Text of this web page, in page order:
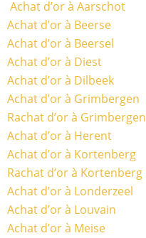
Achat d’or à Aarschot
Achat d’or à Beerse
Achat d’or à Beersel
Achat d’or à Diest
Achat d’or à Dilbeek
Achat d’or à Grimbergen
Rachat d’or à Grimbergen
Achat d’or à Herent
Achat d’or à Kortenberg
Rachat d’or à Kortenberg
Achat d’or à Londerzeel
Achat d’or à Louvain
Achat d’or à Meise